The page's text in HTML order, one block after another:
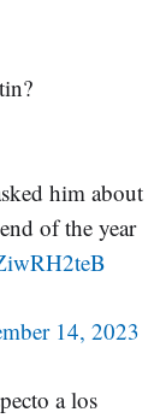
him about
of the year
14, 2023
a los